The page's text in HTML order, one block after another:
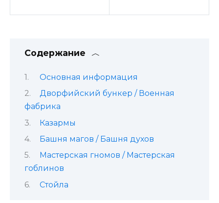
Содержание
Основная информация
Дворфийский бункер / Военная
фабрика
Казармы
Башня магов / Башня духов
Мастерская гномов / Мастерская
гоблинов
Стойла